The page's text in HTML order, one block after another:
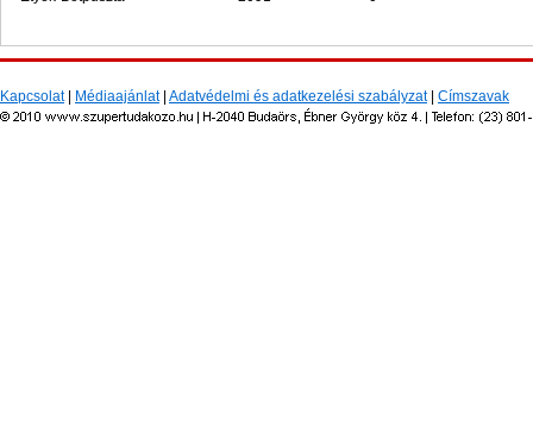
Kapcsolat| Médiaajánlat| Adatvédelmi és adatkezelési szabályzat| Címszavak